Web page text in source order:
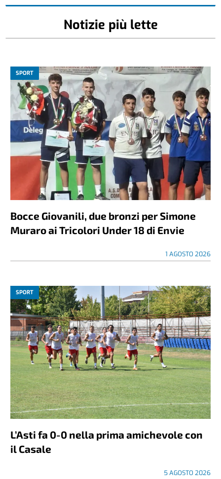
Notizie più lette
SPORT
Bocce Giovanili, due bronzi per Simone
Muraro ai Tricolori Under 18 di Envie
1 AGOSTO 2026
SPORT
L’Asti fa 0-0 nella prima amichevole con
il Casale
5 AGOSTO 2026